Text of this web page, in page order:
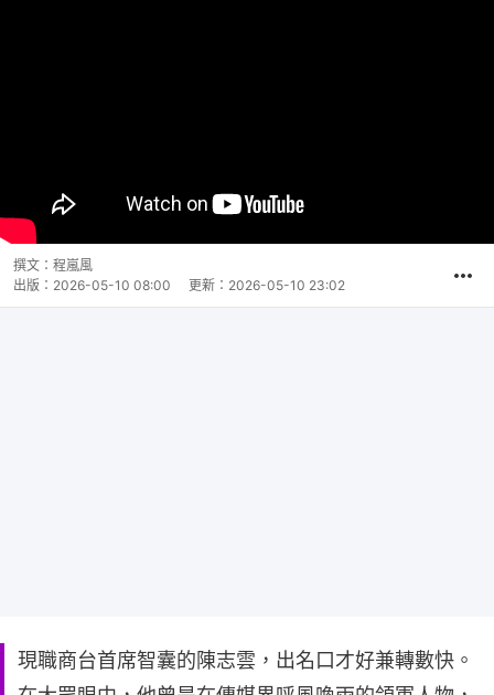
撰文： 程嵐風
出版： 2026-05-10 08:00 更新： 2026-05-10 23:02
現職商台首席智囊的陳志雲，出名口才好兼轉數快。